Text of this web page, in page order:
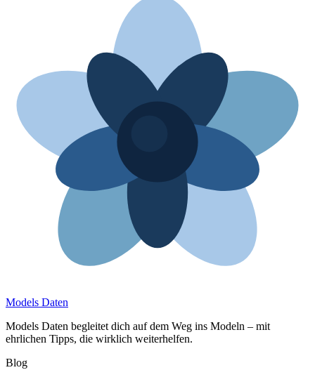
Models Daten
Models Daten begleitet dich auf dem Weg ins Modeln – mit
ehrlichen Tipps, die wirklich weiterhelfen.
Blog